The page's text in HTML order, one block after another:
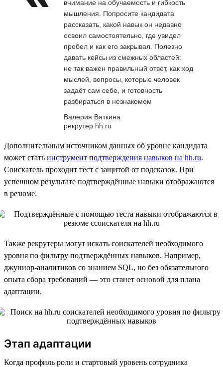
внимание на обучаемость и гибкость
мышления. Попросите кандидата
рассказать, какой навык он недавно
освоил самостоятельно, где увидел
пробел и как его закрывал. Полезно
давать кейсы из смежных областей:
не так важен правильный ответ, как ход
мыслей, вопросы, которые человек
задаёт сам себе, и готовность
разбираться в незнакомом
Валерия Вяткина
рекрутер hh.ru
Дополнительным источником данных об уровне кандидата
может стать инструмент подтверждения навыков на hh.ru.
Соискатель проходит тест с защитой от подсказок. При
успешном результате подтверждённые навыки отображаются
в резюме.
Также рекрутеры могут искать соискателей необходимого
уровня по фильтру подтверждённых навыков. Например,
джуниор-аналитиков со знанием SQL, но без обязательного
опыта сбора требований — это станет основой для плана
адаптации.
Этап адаптации
Когда профиль роли и стартовый уровень сотрудника